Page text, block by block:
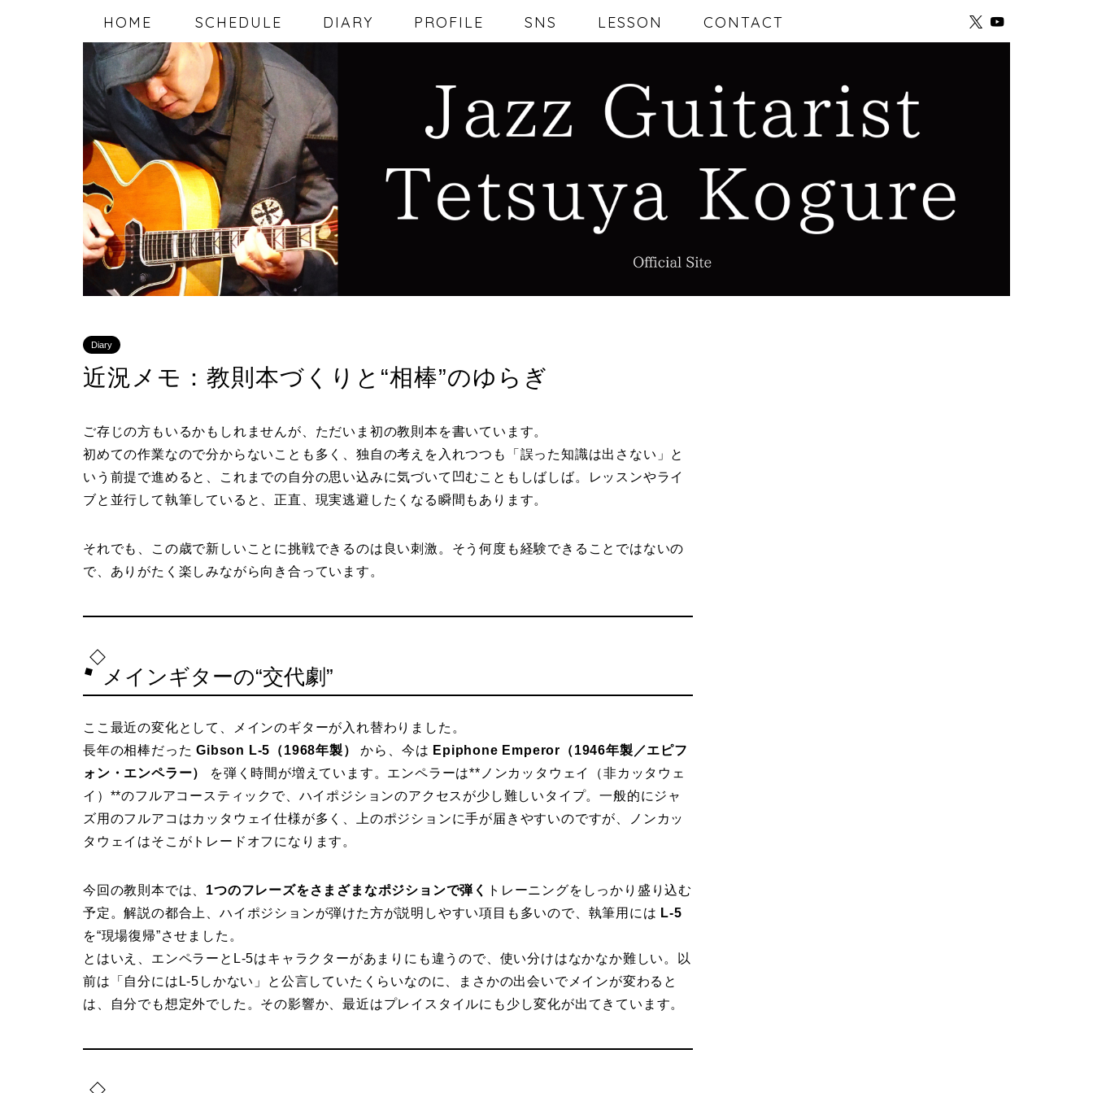
HOME SCHEDULE DIARY PROFILE SNS LESSON CONTACT
Diary
近況メモ：教則本づくりと“相棒”のゆらぎ
ご存じの方もいるかもしれませんが、ただいま初の教則本を書いています。
初めての作業なので分からないことも多く、独自の考えを入れつつも「誤った知識は出さない」と
いう前提で進めると、これまでの自分の思い込みに気づいて凹むこともしばしば。レッスンやライ
ブと並行して執筆していると、正直、現実逃避したくなる瞬間もあります。
それでも、この歳で新しいことに挑戦できるのは良い刺激。そう何度も経験できることではないの
で、ありがたく楽しみながら向き合っています。
メインギターの“交代劇”
ここ最近の変化として、メインのギターが入れ替わりました。
長年の相棒だったGibson L-5（1968年製） から、今は Epiphone Emperor（1946年製／エピフ
ォン・エンペラー）
を弾く時間が増えています。エンペラーは**ノンカッタウェイ（非カッタウェ
イ）**のフルアコースティックで、ハイポジションのアクセスが少し難しいタイプ。一般的にジャ
ズ用のフルアコはカッタウェイ仕様が多く、上のポジションに手が届きやすいのですが、ノンカッ
タウェイはそこがトレードオフになります。
今回の教則本では、 1つのフレーズをさまざまなポジションで弾く
トレーニングをしっかり盛り込む
予定。解説の都合上、ハイポジションが弾けた方が説明しやすい項目も多いので、執筆用には L-5
を“現場復帰”させました。
とはいえ、エンペラーとL-5はキャラクターがあまりにも違うので、使い分けはなかなか難しい。以
前は「自分にはL-5しかない」と公言していたくらいなのに、まさかの出会いでメインが変わると
は、自分でも想定外でした。その影響か、最近はプレイスタイルにも少し変化が出てきています。